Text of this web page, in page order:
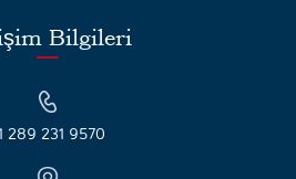
Bilgileri
289 231 9570